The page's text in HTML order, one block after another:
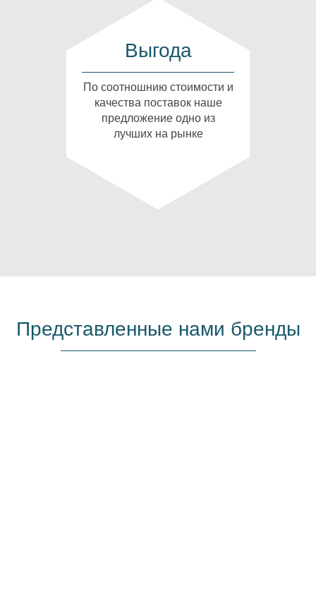
Выгода
По соотношнию стоимости и
качества поставок наше
предложение одно из
лучших на рынке
Представленные нами бренды